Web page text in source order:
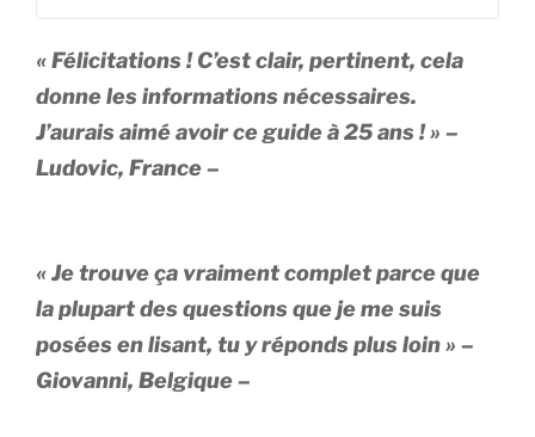
« Félicitations ! C’est clair, pertinent, cela
donne les informations nécessaires.
J’aurais aimé avoir ce guide à 25 ans ! » –
Ludovic, France –
« Je trouve ça vraiment complet parce que
la plupart des questions que je me suis
posées en lisant, tu y réponds plus loin » –
Giovanni, Belgique –